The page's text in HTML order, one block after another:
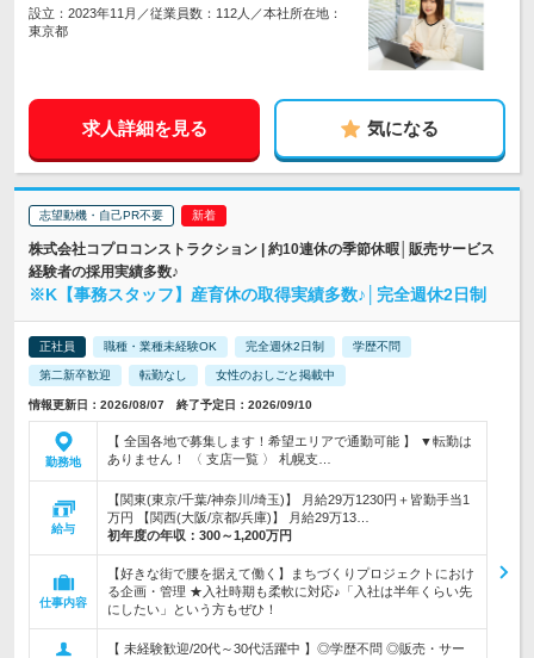
設立：2023年11月／従業員数：112人／本社所在地：
東京都
求人詳細を見る 気になる
志望動機・自己PR不要
株式会社コプロコンストラクション | 約10連休の季節休暇│販売サービス
経験者の採用実績多数♪
※K【事務スタッフ】産育休の取得実績多数♪│完全週休2日制
正社員 職種・業種未経験OK 完全週休2日制 学歴不問
第二新卒歓迎 転勤なし 女性のおしごと掲載中
情報更新日：2026/08/07 終了予定日：2026/09/10
勤務地
【 全国各地で募集します！希望エリアで通勤可能 】 ▼転勤は
ありません！ 〈 支店一覧 〉 札幌支…
給与
【関東(東京/千葉/神奈川/埼玉)】 月給29万1230円＋皆勤手当1
万円 【関西(大阪/京都/兵庫)】 月給29万13…
初年度の年収： 300～1,200万円
仕事内容
【好きな街で腰を据えて働く】まちづくりプロジェクトにおけ
る企画・管理 ★入社時期も柔軟に対応♪「入社は半年くらい先
にしたい」という方もぜひ！
【 未経験歓迎/20代～30代活躍中 】◎学歴不問 ◎販売・サー